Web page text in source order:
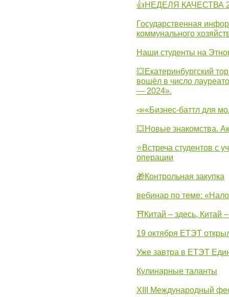
👍НЕДЕЛЯ КАЧЕСТВА
Государственная
коммунального
Наши студенты на
💥Екатеринбургский
вошёл в число
— 2024».
📣«Бизнес-баттл для
💥Новые знакомства.
⭐Встреча студентов с
операции
🎁Контрольная закупка
вебинар по теме:
⛩Китай – здесь, Китай
19 октября ЕТЭТ
Уже завтра в ЕТЭТ
Кулинарные таланты
XIII Международный